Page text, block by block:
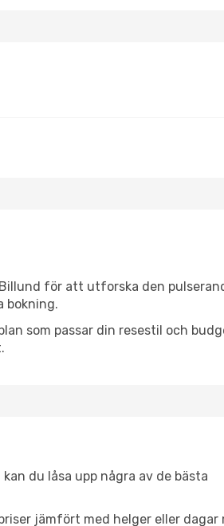
för att utforska den
bokning.
som passar din resestil och
du låsa upp några av de bästa
jämfört med helger eller dagar